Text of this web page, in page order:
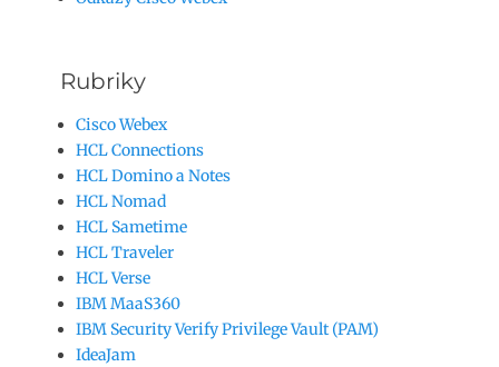
Rubriky
Cisco Webex
HCL Connections
HCL Domino a Notes
HCL Nomad
HCL Sametime
HCL Traveler
HCL Verse
IBM MaaS360
IBM Security Verify Privilege Vault (PAM)
IdeaJam